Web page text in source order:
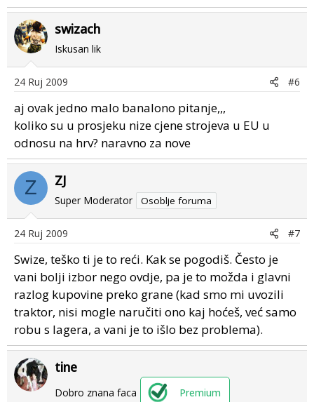
swizach
Iskusan lik
24 Ruj 2009 #6
aj ovak jedno malo banalono pitanje,,,
koliko su u prosjeku nize cjene strojeva u EU u
odnosu na hrv? naravno za nove
Z ZJ
Super Moderator Osoblje foruma
24 Ruj 2009 #7
Swize, teško ti je to reći. Kak se pogodiš. Često je
vani bolji izbor nego ovdje, pa je to možda i glavni
razlog kupovine preko grane (kad smo mi uvozili
traktor, nisi mogle naručiti ono kaj hoćeš, već samo
robu s lagera, a vani je to išlo bez problema).
tine
Dobro znana faca Premium